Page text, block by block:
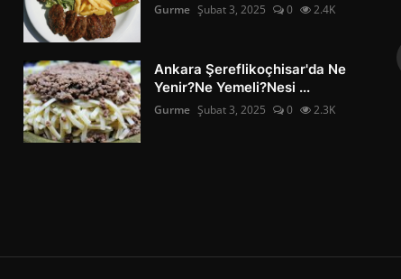
Gurme Şubat 3, 2025 0 2.4K
Ankara Şereflikoçhisar'da Ne
Yenir?Ne Yemeli?Nesi ...
Gurme Şubat 3, 2025 0 2.3K